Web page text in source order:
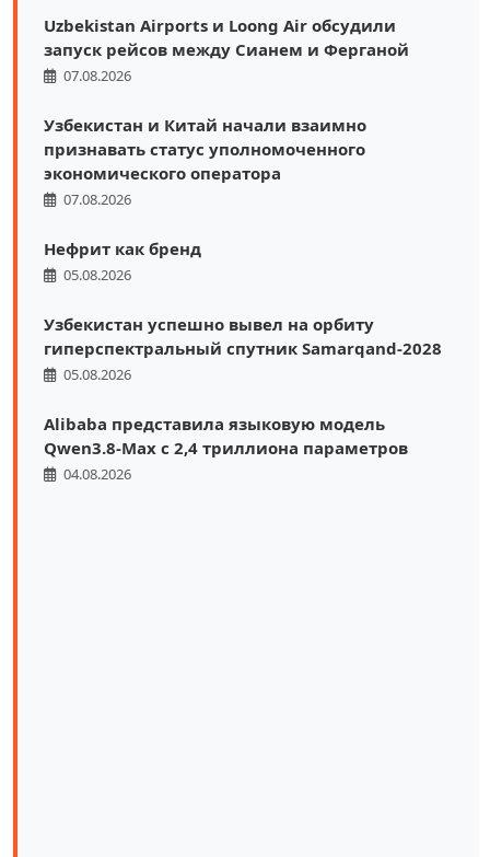
Uzbekistan Airports и Loong Air обсудили
запуск рейсов между Сианем и Ферганой
07.08.2026
Узбекистан и Китай начали взаимно
признавать статус уполномоченного
экономического оператора
07.08.2026
Нефрит как бренд
05.08.2026
Узбекистан успешно вывел на орбиту
гиперспектральный спутник Samarqand-2028
05.08.2026
Alibaba представила языковую модель
Qwen3.8-Max с 2,4 триллиона параметров
04.08.2026